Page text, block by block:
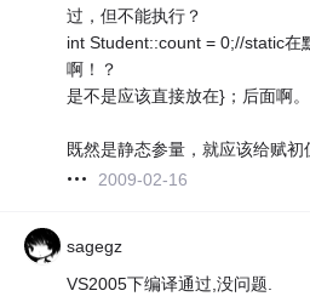
过，但不能执行？
int Student::count = 0;//static在
啊！？
是不是应该直接放在}；后面啊。
既然是静态参量，就应该给赋初
2009-02-16
sagegz
VS2005下编译通过,没问题.